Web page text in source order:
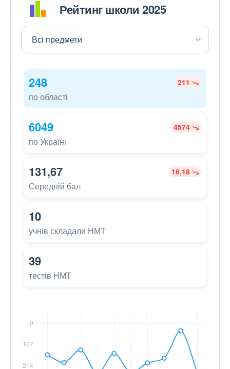
Рейтинг школи 2025
248 211
по області
6049 4574
по Україні
131,67 16,18
Середній бал
10
учнів складали НМТ
39
тестів НМТ